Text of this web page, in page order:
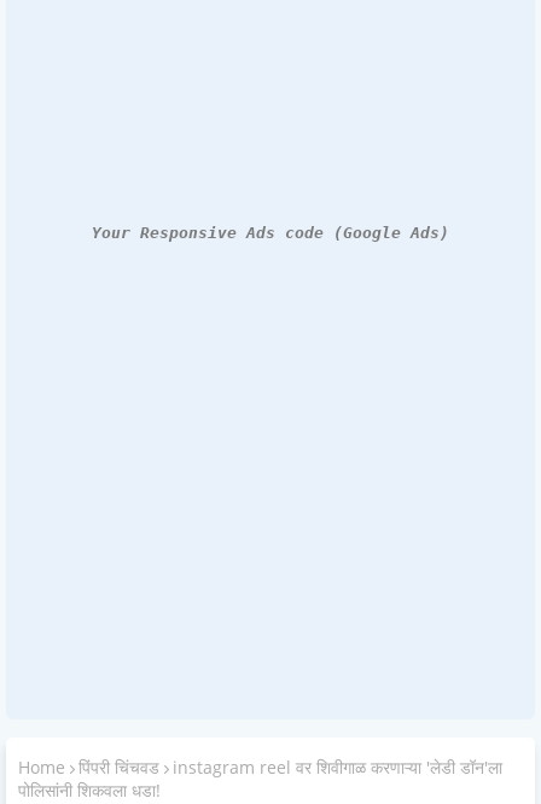
Your Responsive Ads code (Google Ads)
Home पिंपरी चिंचवड
instagram reel वर शिवीगाळ करणाऱ्या 'लेडी डॉन'ला
पोलिसांनी शिकवला धडा!